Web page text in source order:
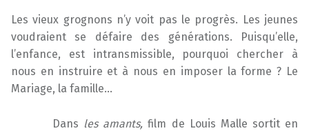
Les vieux grognons n’y voit pas le progrès. Les jeunes
voudraient se défaire des générations. Puisqu’elle,
l’enfance, est intransmissible, pourquoi chercher à
nous en instruire et à nous en imposer la forme ? Le
Mariage, la famille…
Dans les amants,film de Louis Malle sortit en